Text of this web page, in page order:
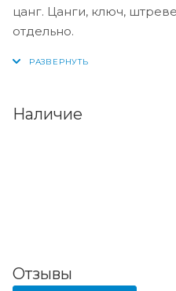
цанг. Цанги, ключ,
отдельно.
Наличие
Отзывы